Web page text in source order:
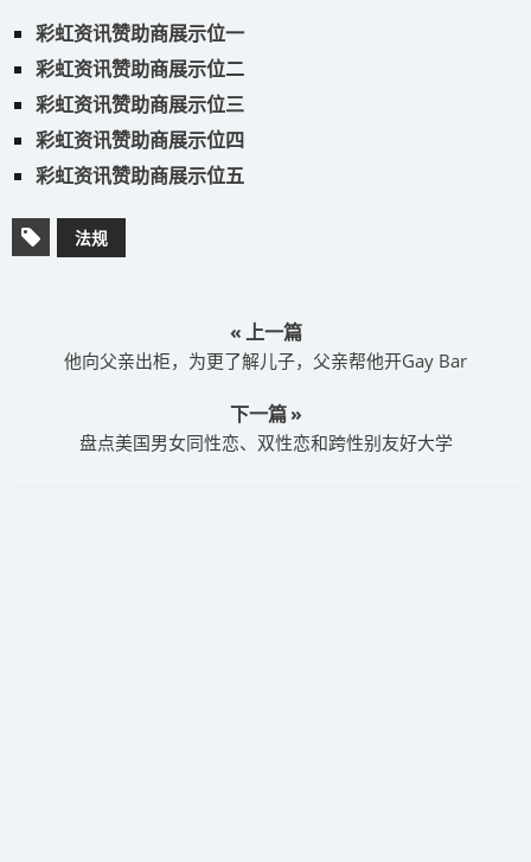
彩虹资讯赞助商展示位一
彩虹资讯赞助商展示位二
彩虹资讯赞助商展示位三
彩虹资讯赞助商展示位四
彩虹资讯赞助商展示位五
法规
« 上一篇
他向父亲出柜，为更了解儿子，父亲帮他开Gay Bar
下一篇 »
盘点美国男女同性恋、双性恋和跨性别友好大学